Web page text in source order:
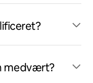
medvært?